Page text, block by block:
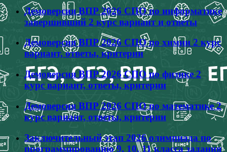
Демоверсия ВПР 2026 СПО по информатике
завершивший 2 курс вариант и ответы
Демоверсия ВПР 2026 СПО по химии 2 курс
вариант, ответы, критерии
Демоверсия ВПР 2026 СПО по физике 2
курс вариант, ответы, критерии
Демоверсия ВПР 2026 СПО по математике 2
курс вариант, ответы, критерии
Заключительный этап 2026 олимпиада по
программированию 9, 10, 11 класса задания